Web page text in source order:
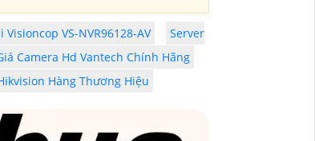
Visioncop VS-NVR96128-AV
Server
Camera Hd Vantech Chính Hãng
Hàng Thương Hiệu